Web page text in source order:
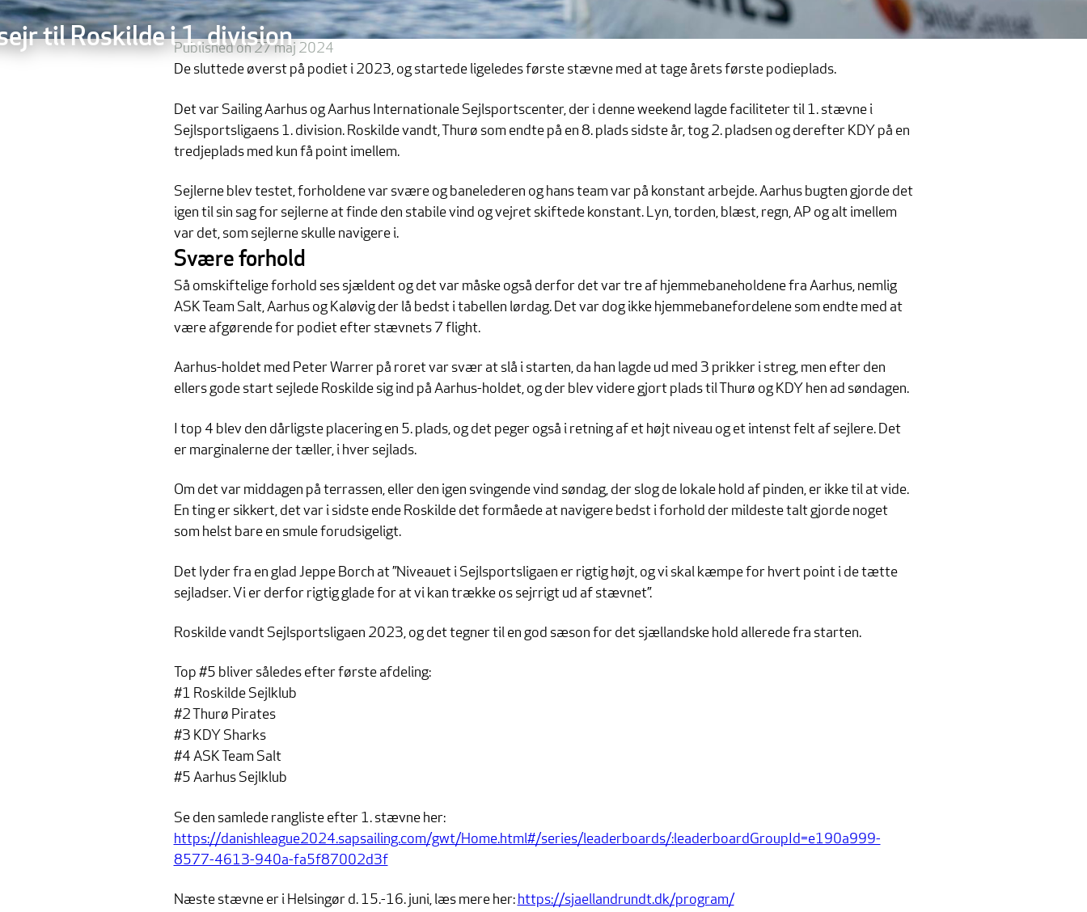
til Roskilde i 1. division
Published on 27 maj 2024
De sluttede øverst på podiet i 2023, og startede ligeledes første stævne med at tage årets første podieplads.
Det var Sailing Aarhus og Aarhus Internationale Sejlsportscenter, der i denne weekend lagde faciliteter til 1. stævne i
Sejlsportsligaens 1. division. Roskilde vandt, Thurø som endte på en 8. plads sidste år, tog 2. pladsen og derefter KDY på en
tredjeplads med kun få point imellem.
Sejlerne blev testet, forholdene var svære og banelederen og hans team var på konstant arbejde. Aarhus bugten gjorde det
igen til sin sag for sejlerne at finde den stabile vind og vejret skiftede konstant. Lyn, torden, blæst, regn, AP og alt imellem
var det, som sejlerne skulle navigere i.
Svære forhold
Så omskiftelige forhold ses sjældent og det var måske også derfor det var tre af hjemmebaneholdene fra Aarhus, nemlig
ASK Team Salt, Aarhus og Kaløvig der lå bedst i tabellen lørdag. Det var dog ikke hjemmebanefordelene som endte med at
være afgørende for podiet efter stævnets 7 flight.
Aarhus-holdet med Peter Warrer på roret var svær at slå i starten, da han lagde ud med 3 prikker i streg, men efter den
ellers gode start sejlede Roskilde sig ind på Aarhus-holdet, og der blev videre gjort plads til Thurø og KDY hen ad søndagen.
I top 4 blev den dårligste placering en 5. plads, og det peger også i retning af et højt niveau og et intenst felt af sejlere. Det
er marginalerne der tæller, i hver sejlads.
Om det var middagen på terrassen, eller den igen svingende vind søndag, der slog de lokale hold af pinden, er ikke til at vide.
En ting er sikkert, det var i sidste ende Roskilde det formåede at navigere bedst i forhold der mildeste talt gjorde noget
som helst bare en smule forudsigeligt.
Det lyder fra en glad Jeppe Borch at ”Niveauet i Sejlsportsligaen er rigtig højt, og vi skal kæmpe for hvert point i de tætte
sejladser. Vi er derfor rigtig glade for at vi kan trække os sejrrigt ud af stævnet”.
Roskilde vandt Sejlsportsligaen 2023, og det tegner til en god sæson for det sjællandske hold allerede fra starten.
Top #5 bliver således efter første afdeling:
#1 Roskilde Sejlklub
#2 Thurø Pirates
#3 KDY Sharks
#4 ASK Team Salt
#5 Aarhus Sejlklub
Se den samlede rangliste efter 1. stævne her:
https://danishleague2024.sapsailing.com/gwt/Home.html#/series/leaderboards/:leaderboardGroupId=e190a999-
8577-4613-940a-fa5f87002d3f
Næste stævne er i Helsingør d. 15.-16. juni, læs mere her: https://sjaellandrundt.dk/program/